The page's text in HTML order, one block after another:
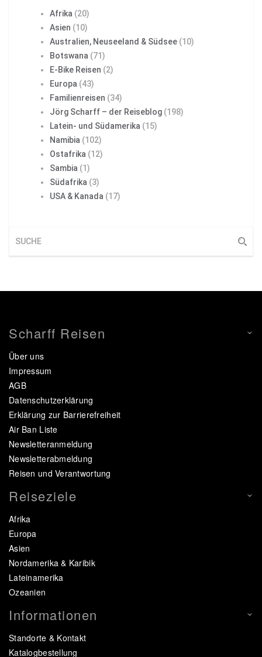
Afrika (20)
Asien (10)
Australien, Neuseeland & Südsee (10)
Botswana (71)
E-Bike Reisen (2)
Europa (43)
Familienreisen (34)
Jörg Scharff – der Reiseblog (198)
Latein- und Südamerika (15)
Namibia (102)
Ostafrika (12)
Sambia (1)
Südafrika (3)
USA & Kanada (17)
Scharff Reisen
Über uns
Impressum
AGB
Datenschutzerklärung
Erklärung zur Barrierefreiheit
Air Ban Liste
Newsletteranmeldung
Newsletterabmeldung
Reisen und Verantwortung
Reiseziele
Afrika
Europa
Asien
Nordamerika & Karibik
Lateinamerika
Ozeanien
Informationen
Standorte & Kontakt
Katalogbestellung